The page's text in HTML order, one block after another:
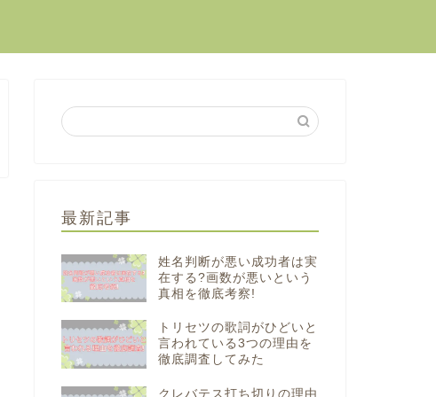
最新記事
姓名判断が悪い成功者は実
在する?画数が悪いという
真相を徹底考察!
トリセツの歌詞がひどいと
言われている3つの理由を
徹底調査してみた
クレバテス打ち切りの理由